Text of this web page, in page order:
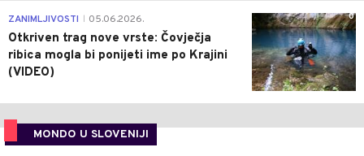
0
ZANIMLJIVOSTI 05.06.2026.
Otkriven trag nove vrste: Čovječja
ribica mogla bi ponijeti ime po Krajini
(VIDEO)
MONDO U SLOVENIJI